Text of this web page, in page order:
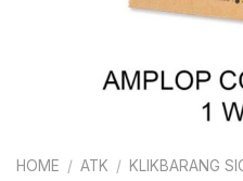
HOME / ATK / KLIKBARANG